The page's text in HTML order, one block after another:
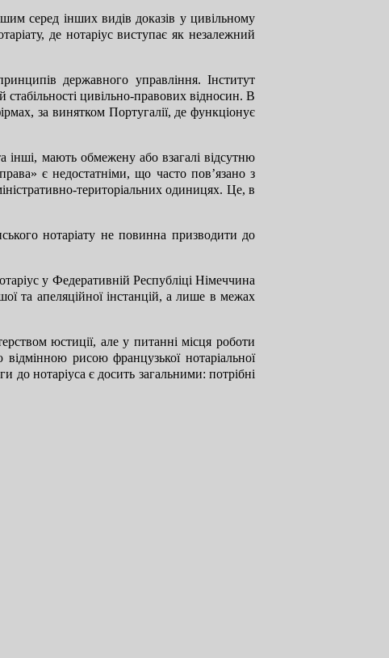
серед інших видів доказів у цивільному
де нотаріус виступає як незалежний
державного управління. Інститут
цивільно-правових відносин. В
за винятком Португалії, де функціонує
інші, мають обмежену або взагалі відсутню
є недостатніми, що часто пов’язано з
територіальних одиницях. Це, в
нотаріату не повинна призводити до
у Федеративній Республіці Німеччина
та апеляційної інстанцій, а лише в межах
юстиції, але у питанні місця роботи
рисою французької нотаріальної
до нотаріуса є досить загальними: потрібні